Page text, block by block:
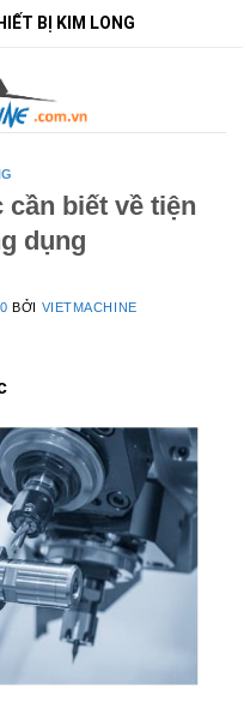
BỊ KIM LONG
biết về tiện
dụng
BỞI VIETMACHINE